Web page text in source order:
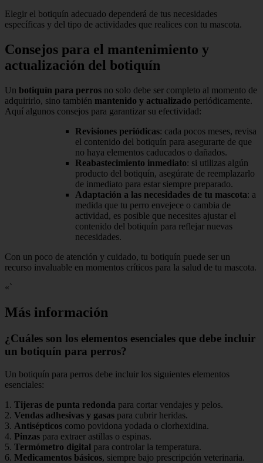
Elegir el botiquín adecuado dependerá de tus necesidades
específicas y del tipo de actividades que realices con tu mascota.
Consejos para el mantenimiento y
actualización del botiquín
Un botiquín para perros no solo debe ser completo al momento de
adquirirlo, sino también mantenido y actualizado periódicamente.
Aquí algunos consejos para garantizar su efectividad:
Revisiones periódicas: cada pocos meses, revisa
el contenido del botiquín para asegurarte de que
no haya elementos caducados o dañados.
Reabastecimiento inmediato: si utilizas algún
producto del botiquín, asegúrate de reemplazarlo
de inmediato para estar siempre preparado.
Adaptación a las necesidades de tu mascota: a
medida que tu perro envejece o cambia de
actividad, es posible que necesites ajustar el
contenido del botiquín para reflejar nuevas
necesidades.
Con un poco de atención y cuidado, tu botiquín puede ser un
recurso invaluable en momentos críticos para la salud de tu mascota.
«`
Más información
¿Cuáles son los elementos esenciales que debe incluir
un botiquín para perros?
Un botiquín para perros debe incluir los siguientes elementos
esenciales:
1. Tijeras de punta redonda para cortar vendajes y pelos.
2. Vendas adhesivas y gasas para cubrir heridas.
3. Antisépticos como povidona yodada o clorhexidina.
4. Pinzas para extraer astillas o espinas.
5. Termómetro digital para controlar la temperatura.
6. Medicamentos básicos, siempre bajo prescripción veterinaria.